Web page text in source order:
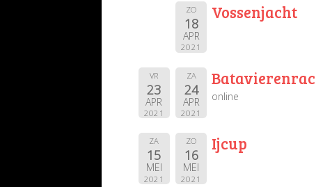
ZO
18
APR
2021
Vossenjacht
VR
23
APR
2021
ZA
24
APR
2021
online
ZA
15
MEI
2021
ZO
16
MEI
2021
Ijcup